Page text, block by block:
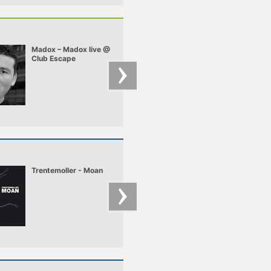
Madox – Madox live @
Club Escape
Trentemoller - Moan